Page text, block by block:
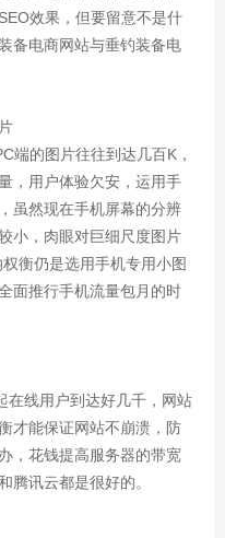
效果，但要留意不是什
备电商网站与垂钓装备电
的图片往往到达几百K，
，用户体验欠安，运用手
虽然现在手机屏幕的分辨
小，肉眼对巨细尺度图片
衡仍是选用手机专用小图
面推行手机流量包月的时
线用户到达好几千，网站
才能保证网站不崩溃，防
，花钱提高服务器的带宽
腾讯云都是很好的。